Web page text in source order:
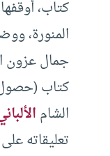
كتاب،
المنورة،
جمال عزون
كتاب (حصول
الشام
تعليقاته